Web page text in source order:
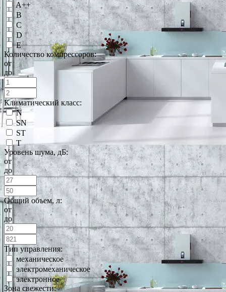
A++
B
C
D
E
Количество компрессоров:
от
до
Климатический класс:
N
SN
ST
T
Уровень шума, дБ:
от
до
Общий объем, л:
от
до
Тип управления:
механическое
электромеханическое
электронное
Зона свежести: